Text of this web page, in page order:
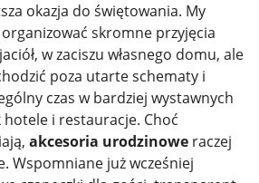
okazja do świętowania. My
skromne przyjęcia
w zaciszu własnego domu, ale
poza utarte schematy i
czas w bardziej wystawnych
i restauracje. Choć
akcesoria urodzinowe raczej
Wspomniane już wcześniej